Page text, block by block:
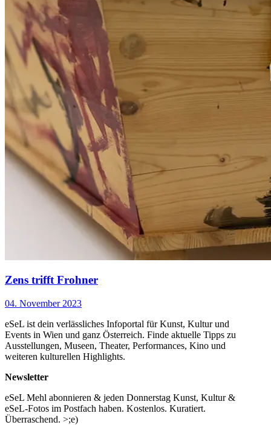
Zens trifft Frohner
04. November 2023
eSeL ist dein verlässliches Infoportal für Kunst, Kultur und
Events in Wien und ganz Österreich. Finde aktuelle Tipps zu
Ausstellungen, Museen, Theater, Performances, Kino und
weiteren kulturellen Highlights.
Newsletter
eSeL Mehl abonnieren & jeden Donnerstag Kunst, Kultur &
eSeL-Fotos im Postfach haben. Kostenlos. Kuratiert.
Überraschend. >;e)